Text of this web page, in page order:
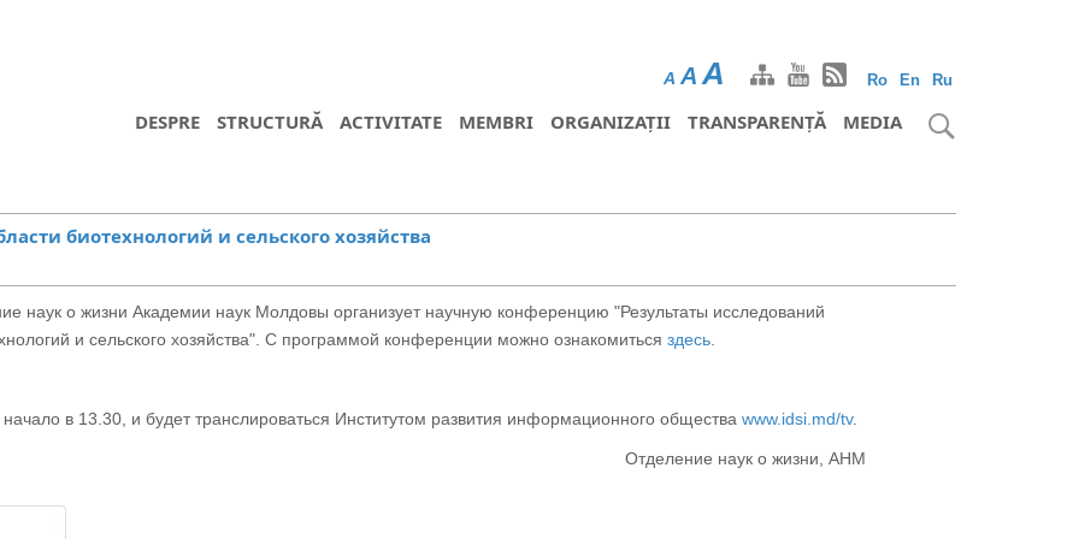
Ro En Ru
A A A
DESPRE STRUCTURĂ ACTIVITATE MEMBRI ORGANIZAȚII TRANSPARENȚĂ MEDIA
биотехнологий и сельского хозяйства
наук о жизни Академии наук Молдовы организует научную конференцию "Результаты исследований
и сельского хозяйства". С программой конференции можно ознакомиться здесь
в 13.30, и будет транслироваться Институтом развития информационного общества www.idsi.md/tv.
Отделение наук о жизни, АНМ